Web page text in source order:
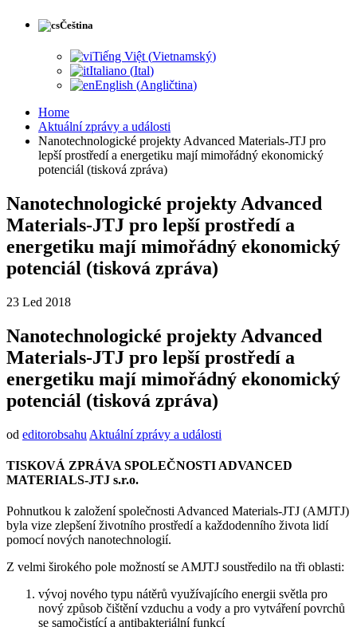
Čeština
Tiếng Việt (Vietnamský)
Italiano (Ital)
English (Angličtina)
Home
Aktuální zprávy a události
Nanotechnologické projekty Advanced Materials-JTJ pro
lepší prostředí a energetiku mají mimořádný ekonomický
potenciál (tisková zpráva)
Nanotechnologické projekty Advanced
Materials-JTJ pro lepší prostředí a
energetiku mají mimořádný ekonomický
potenciál (tisková zpráva)
23 Led 2018
Nanotechnologické projekty Advanced
Materials-JTJ pro lepší prostředí a
energetiku mají mimořádný ekonomický
potenciál (tisková zpráva)
od editorobsahu Aktuální zprávy a události
TISKOVÁ ZPRÁVA SPOLEČNOSTI ADVANCED
MATERIALS-JTJ s.r.o.
Pohnutkou k založení společnosti Advanced Materials-JTJ (AMJTJ)
byla vize zlepšení životního prostředí a každodenního života lidí
pomocí nových nanotechnologií.
Z velmi širokého pole možností se AMJTJ soustředilo na tři oblasti:
vývoj nového typu nátěrů využívajícího energii světla pro
nový způsob čištění vzduchu a vody a pro vytváření povrchů
se samočistící a antibakteriální funkcí